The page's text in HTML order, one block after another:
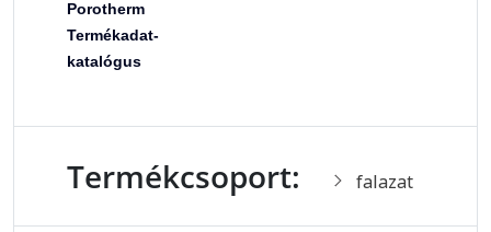
Porotherm
Termékadat-
katalógus
Termékcsoport: falazat